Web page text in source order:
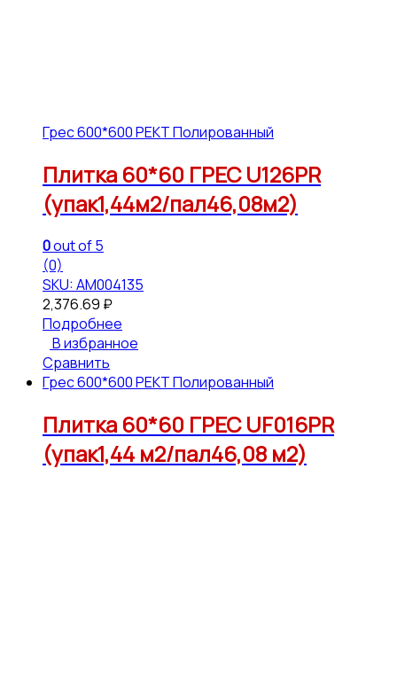
Грес 600*600 РЕКТ Полированный
Плитка 60*60 ГРЕС U126PR
(упак1,44м2/пал46,08м2)
0out of 5
(0)
SKU: АМ004135
2,376.69 ₽
Подробнее
В избранное
Сравнить
Грес 600*600 РЕКТ Полированный
Плитка 60*60 ГРЕС UF016PR
(упак1,44 м2/пал46,08 м2)